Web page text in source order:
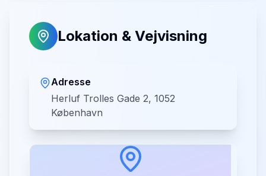
Lokation & Vejvisning
Adresse
Herluf Trolles Gade 2, 1052
København